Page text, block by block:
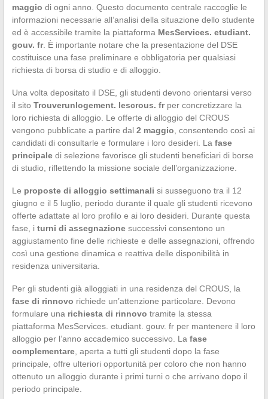
maggio di ogni anno. Questo documento centrale raccoglie le
informazioni necessarie all’analisi della situazione dello studente
ed è accessibile tramite la piattaforma MesServices. etudiant.
gouv. fr. È importante notare che la presentazione del DSE
costituisce una fase preliminare e obbligatoria per qualsiasi
richiesta di borsa di studio e di alloggio.
Una volta depositato il DSE, gli studenti devono orientarsi verso
il sito Trouverunlogement. lescrous. frper concretizzare la
loro richiesta di alloggio. Le offerte di alloggio del CROUS
vengono pubblicate a partire dal 2 maggio , consentendo così ai
candidati di consultarle e formulare i loro desideri. La fase
principaledi selezione favorisce gli studenti beneficiari di borse
di studio, riflettendo la missione sociale dell’organizzazione.
Le proposte di alloggio settimanali si susseguono tra il 12
giugno e il 5 luglio, periodo durante il quale gli studenti ricevono
offerte adattate al loro profilo e ai loro desideri. Durante questa
fase, i turni di assegnazionesuccessivi consentono un
aggiustamento fine delle richieste e delle assegnazioni, offrendo
così una gestione dinamica e reattiva delle disponibilità in
residenza universitaria.
Per gli studenti già alloggiati in una residenza del CROUS, la
fase di rinnovo richiede un’attenzione particolare. Devono
formulare una richiesta di rinnovo tramite la stessa
piattaforma MesServices. etudiant. gouv. fr per mantenere il loro
alloggio per l’anno accademico successivo. La fase
complementare, aperta a tutti gli studenti dopo la fase
principale, offre ulteriori opportunità per coloro che non hanno
ottenuto un alloggio durante i primi turni o che arrivano dopo il
periodo principale.